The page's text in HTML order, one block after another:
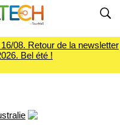
08. Retour de la newsletter
Bel été !